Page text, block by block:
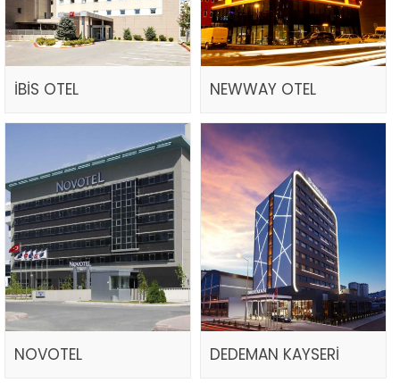
İBİS OTEL NEWWAY OTEL
NOVOTEL DEDEMAN KAYSERİ